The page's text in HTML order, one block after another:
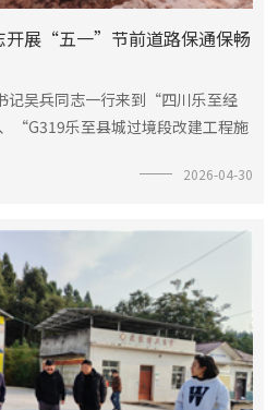
开展“五一”节前道路保通保畅
记吴兵同志一行来到“四川乐至经
“G319乐至县城过境段改建工程施
村路”等项目施工现场开展“五2026-04-30